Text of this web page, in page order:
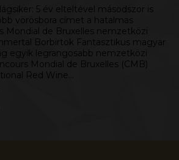
5 év elteltével másodszor is
vörösbora címet a hatalmas
Mondial de Bruxelles nemzetközi
Borbirtok Fantasztikus magyar
egyik legrangosabb nemzetközi
Mondial de Bruxelles (CMB)
Red Wine…